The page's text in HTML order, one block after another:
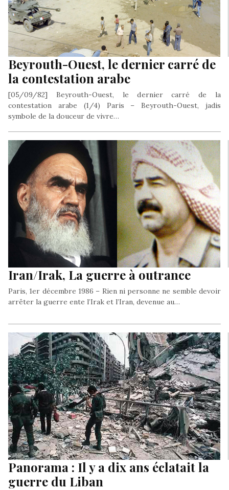
Beyrouth-Ouest, le dernier carré de
la contestation arabe
[05/09/82] Beyrouth-Ouest, le dernier carré de la
contestation arabe (1/4) Paris – Beyrouth-Ouest, jadis
symbole de la douceur de vivre…
Iran/Irak, La guerre à outrance
Paris, 1er décembre 1986 – Rien ni personne ne semble devoir
arrêter la guerre ente l’Irak et l’Iran, devenue au…
Panorama : Il y a dix ans éclatait la
guerre du Liban